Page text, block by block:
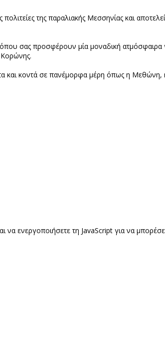
της παραλιακής Μεσσηνίας και
όπου σας προσφέρουν μία μοναδική ατμόσφαιρα
Κορώνης.
και κοντά σε πανέμορφα μέρη όπως η Μεθώνη,
ενεργοποιήσετε τη JavaScript για να